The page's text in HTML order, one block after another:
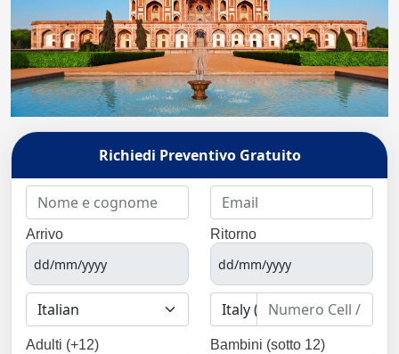
Richiedi Preventivo Gratuito
Arrivo Ritorno
Adulti (+12) Bambini (sotto 12)